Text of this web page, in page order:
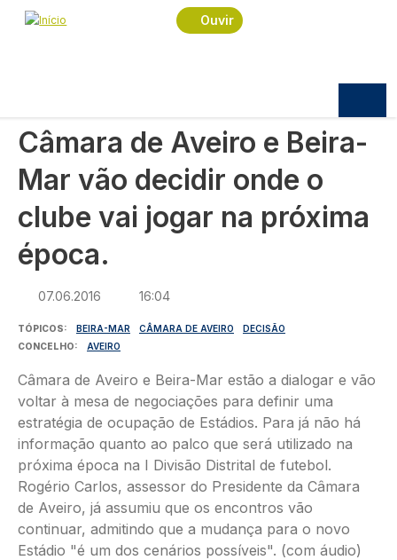
Passar para o conteúdo principal
Ouvir
Navegação estrutural
Início
Desporto
Câmara de Aveiro e Beira-Mar vão decidir onde o
Câmara de Aveiro e Beira-
Mar vão decidir onde o
clube vai jogar na próxima
época.
07.06.2016 16:04
TÓPICOS BEIRA-MAR CÂMARA DE AVEIRO
DECISÃO
CONCELHO
AVEIRO
Câmara de Aveiro e Beira-Mar estão a dialogar e vão
voltar à mesa de negociações para definir uma
estratégia de ocupação de Estádios. Para já não há
informação quanto ao palco que será utilizado na
próxima época na I Divisão Distrital de futebol.
Rogério Carlos, assessor do Presidente da Câmara
de Aveiro, já assumiu que os encontros vão
continuar, admitindo que a mudança para o novo
Estádio "é um dos cenários possíveis". (com áudio)